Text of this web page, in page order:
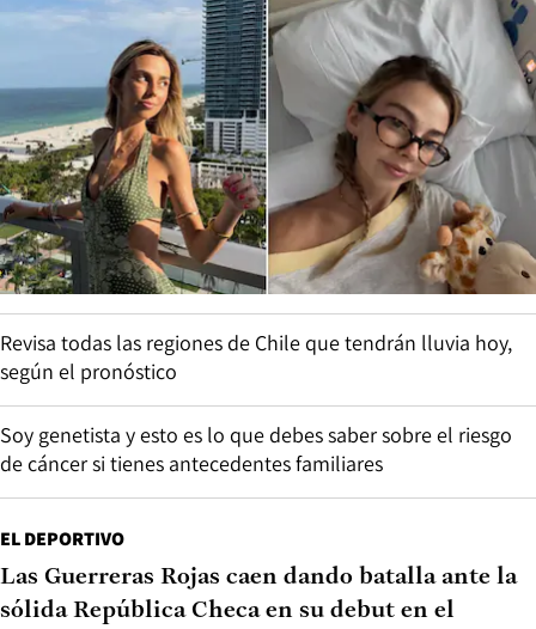
Revisa todas las regiones de Chile que tendrán lluvia hoy,
según el pronóstico
Soy genetista y esto es lo que debes saber sobre el riesgo
de cáncer si tienes antecedentes familiares
EL DEPORTIVO
Las Guerreras Rojas caen dando batalla ante la
sólida República Checa en su debut en el